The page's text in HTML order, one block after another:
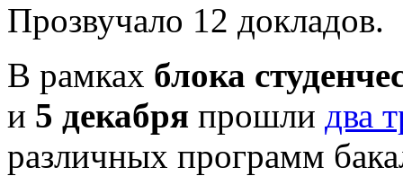
Прозвучало 12 докладов.
В рамках блока
и 5 декабря прошли два
различных программ